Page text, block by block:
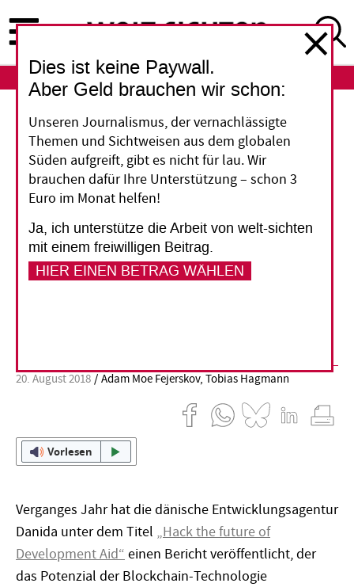
zum
Inhalt
ABO
Blockchain
Die Lösung für das
falsche Problem
Oft wird behauptet, neue
Datenbanktechnologien wie Blockchain würden
die Entwicklungshilfe auf den Kopf stellen. Doch
20. August 2018 Adam Moe Fejerskov, Tobias Hagmann
Vorlesen
Verganges Jahr hat die dänische Entwicklungsagentur
Danida unter dem Titel „Hack the future of
Development Aid“ einen Bericht veröffentlicht, der
das Potenzial der Blockchain-Technologie
Dies ist keine Paywall.
Aber Geld brauchen wir schon:
Unseren Journalismus, der vernachlässigte
Themen und Sichtweisen aus dem globalen
Süden aufgreift, gibt es nicht für lau. Wir
brauchen dafür Ihre Unterstützung – schon 3
Euro im Monat helfen!
Ja, ich unterstütze die Arbeit von welt-sichten
mit einem freiwilligen Beitrag.
HIER EINEN BETRAG WÄHLEN